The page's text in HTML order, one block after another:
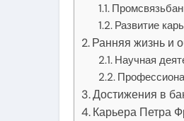
Развитие
Ранняя жизнь и
Научная
Достижения в
Карьера Петра